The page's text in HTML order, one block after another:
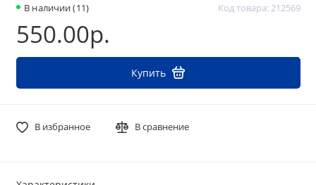
В наличии (11) Код товара: 212569
550.00р.
Купить
В избранное В сравнение